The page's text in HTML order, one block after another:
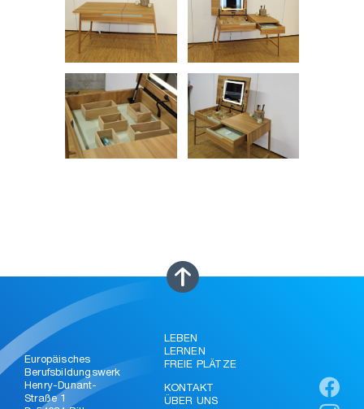
Europäisches
Berufsbildungswerk
Henry-Dunant-
Straße 1
LEBEN
LERNEN
FREIE PLÄTZE
KONTAKT
ÜBER UNS